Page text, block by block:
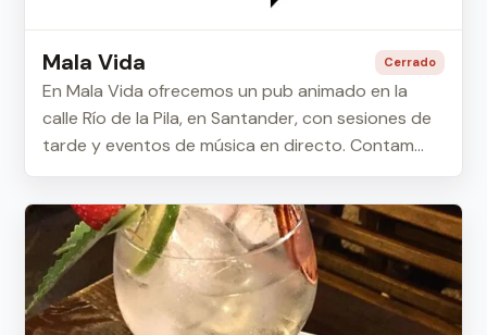
Mala Vida Cerrado
En Mala Vida ofrecemos un pub animado en la
calle Río de la Pila, en Santander, con sesiones de
tarde y eventos de música en directo. Contam...